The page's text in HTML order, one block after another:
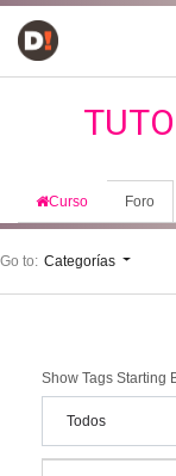
Curso Foro
Go to: Categorías
Show Tags Starting